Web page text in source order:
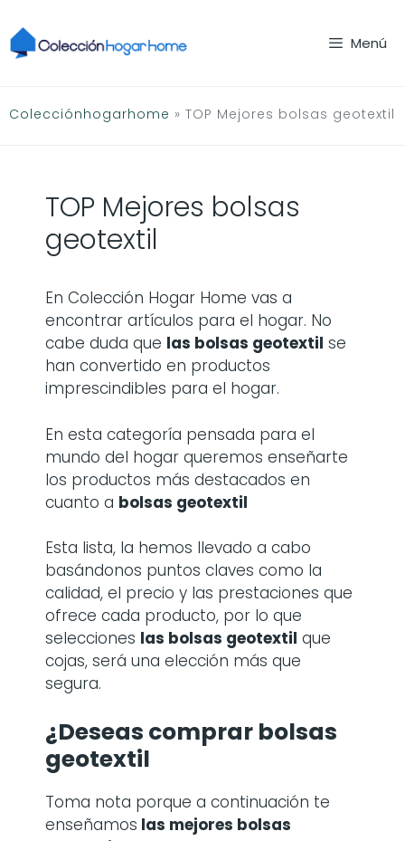
al
contenido
Menú
Colecciónhogarhome » TOP Mejores bolsas geotextil
TOP Mejores bolsas
geotextil
En Colección Hogar Home vas a
encontrar artículos para el hogar. No
cabe duda que las bolsas geotextil se
han convertido en productos
imprescindibles para el hogar.
En esta categoría pensada para el
mundo del hogar queremos enseñarte
los productos más destacados en
cuanto a bolsas geotextil
Esta lista, la hemos llevado a cabo
basándonos puntos claves como la
calidad, el precio y las prestaciones que
ofrece cada producto, por lo que
selecciones las bolsas geotextil que
cojas, será una elección más que
segura.
¿Deseas comprar bolsas
geotextil
Toma nota porque a continuación te
enseñamos las mejores bolsas